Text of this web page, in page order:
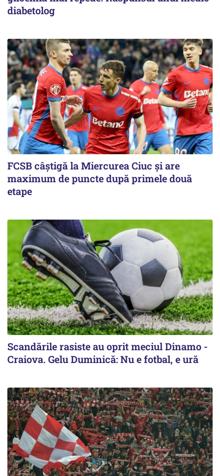
diabetolog
FCSB câştigă la Miercurea Ciuc şi are
maximum de puncte după primele două
etape
Scandările rasiste au oprit meciul Dinamo -
Craiova. Gelu Duminică: Nu e fotbal, e ură